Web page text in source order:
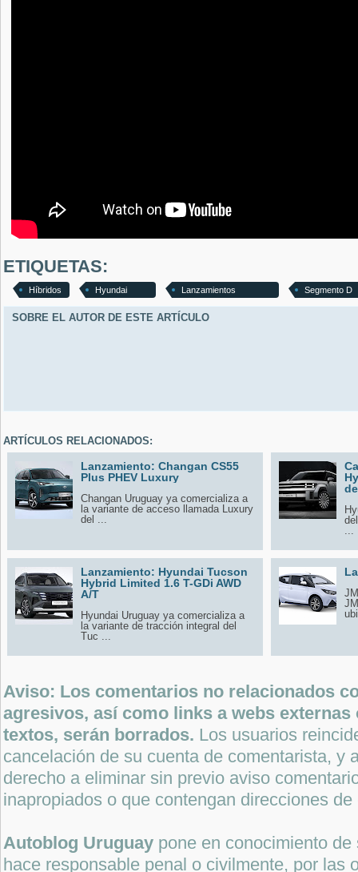
ETIQUETAS:
Híbridos Hyundai Lanzamientos Segmento D
SOBRE EL AUTOR DE ESTE ARTÍCULO
ARTÍCULOS RELACIONADOS:
Lanzamiento: Changan CS55
Plus PHEV Luxury
Changan Uruguay ya comercializa a
la variante de acceso llamada Luxury
del ...
Lanzamiento: Hyundai Tucson
Hybrid Limited 1.6 T-GDi AWD
A/T
Hyundai Uruguay ya comercializa a
la variante de tracción integral del
Tuc ...
Aviso: Los comentarios no relacionados
agresivos, así como links a webs
textos, serán borrados. Los usuarios
cancelación de su cuenta de comentarista, y
derecho a eliminar sin previo aviso
inapropiados o que contengan direcciones
Autoblog Uruguay pone en conocimiento
hace responsable penal o civilmente, por las